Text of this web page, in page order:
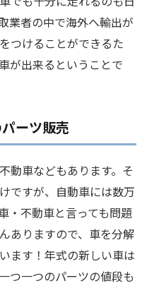
業者の中で海外へ輸出が
つけることができるた
が出来るということで
ーツ販売
動車などもあります。そ
ですが、自動車には数万
・不動車と言っても問題
ありますので、車を分解
ます！年式の新しい車は
つ一つのパーツの値段も